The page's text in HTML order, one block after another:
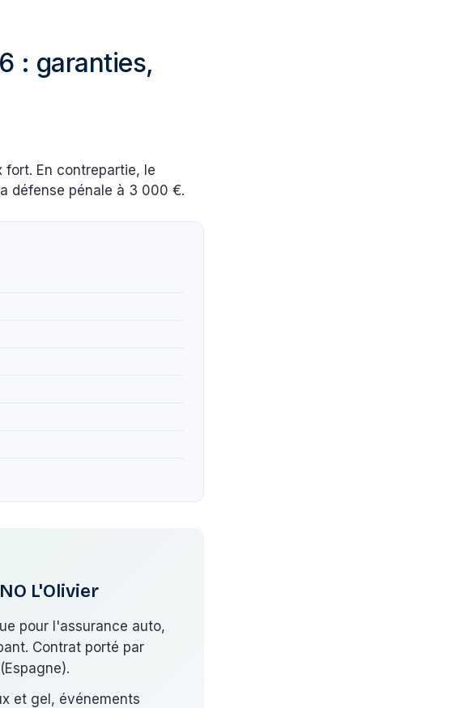
: garanties,
fort. En contrepartie, le
défense pénale à 3 000 €.
L'Olivier
pour l'assurance auto,
Contrat porté par
et gel, événements